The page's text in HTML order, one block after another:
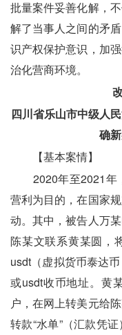
批量案件妥善化解，
解了当事人之间的矛
识产权保护意识，加
治化营商环境。
四川省乐山市中级人
确
【基本案情】
2020年至2021年
营利为目的，在国家
动。其中，被告人万
陈某文联系黄某圆，
usdt（虚拟货币泰达
或usdt收币地址。黄
户，在网上转美元给
转款“水单”（汇款凭